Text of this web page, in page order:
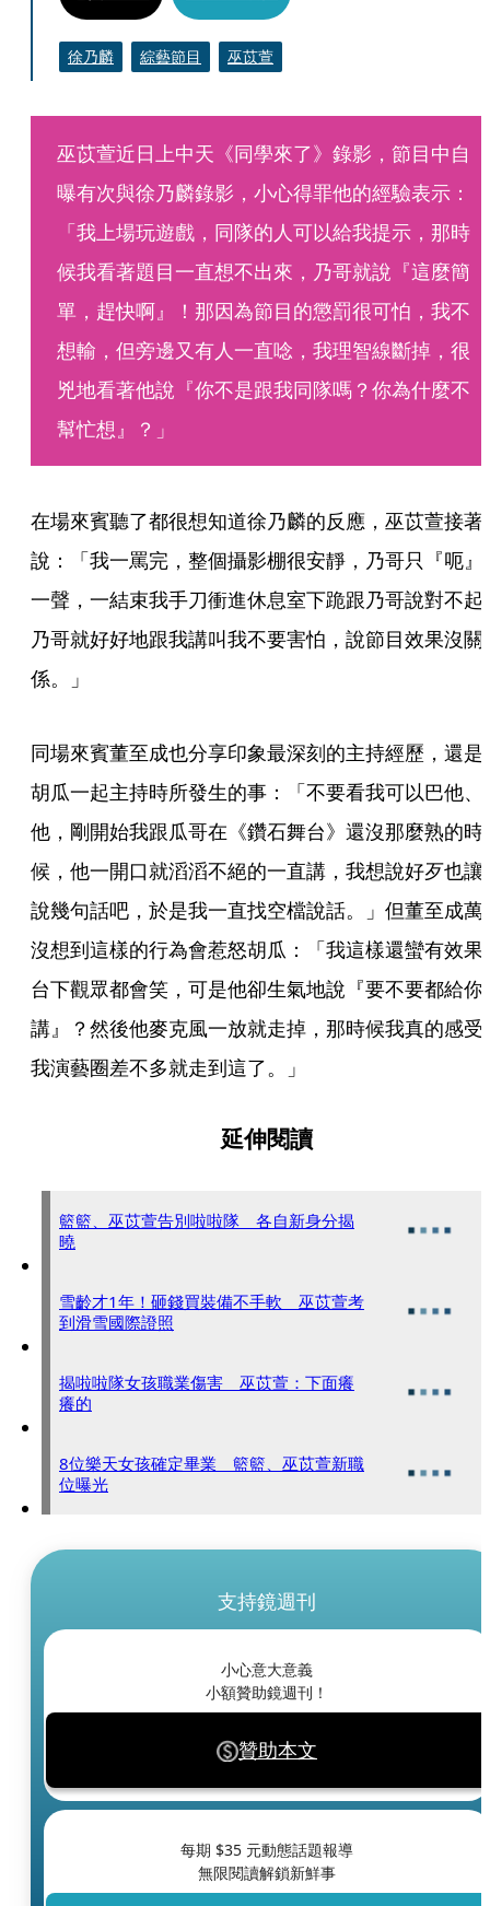
徐乃麟 綜藝節目 巫苡萱
巫苡萱近日上中天《同學來了》錄影，節目中自
曝有次與徐乃麟錄影，小心得罪他的經驗表示：
「我上場玩遊戲，同隊的人可以給我提示，那時
候我看著題目一直想不出來，乃哥就說『這麼簡
單，趕快啊』！那因為節目的懲罰很可怕，我不
想輸，但旁邊又有人一直唸，我理智線斷掉，很
兇地看著他說『你不是跟我同隊嗎？你為什麼不
幫忙想』？」
在場來賓聽了都很想知道徐乃麟的反應，巫苡萱接著
說：「我一罵完，整個攝影棚很安靜，乃哥只『呃』
一聲，一結束我手刀衝進休息室下跪跟乃哥說對不起
乃哥就好好地跟我講叫我不要害怕，說節目效果沒關
係。」
同場來賓董至成也分享印象最深刻的主持經歷，還是
胡瓜一起主持時所發生的事：「不要看我可以巴他、
他，剛開始我跟瓜哥在《鑽石舞台》還沒那麼熟的時
候，他一開口就滔滔不絕的一直講，我想說好歹也讓
說幾句話吧，於是我一直找空檔說話。」但董至成萬
沒想到這樣的行為會惹怒胡瓜：「我這樣還蠻有效果
台下觀眾都會笑，可是他卻生氣地說『要不要都給你
講』？然後他麥克風一放就走掉，那時候我真的感受
我演藝圈差不多就走到這了。」
延伸閱讀
籃籃、巫苡萱告別啦啦隊 各自新身分揭
曉
雪齡才1年！砸錢買裝備不手軟 巫苡萱考
到滑雪國際證照
揭啦啦隊女孩職業傷害 巫苡萱：下面癢
癢的
8位樂天女孩確定畢業 籃籃、巫苡萱新職
位曝光
支持鏡週刊
小心意大意義
小額贊助鏡週刊！
贊助本文
每期 $35 元動態話題報導
無限閱讀解鎖新鮮事